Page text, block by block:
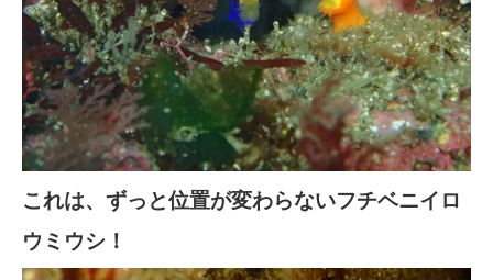
これは、ずっと位置が変わらないフチベニイロ
ウミウシ！